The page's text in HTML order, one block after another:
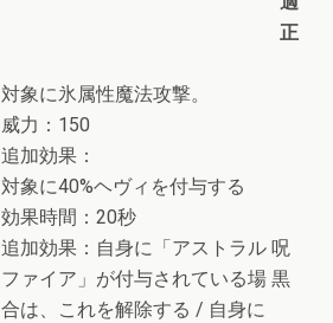
正
対象に氷属性魔法攻撃。
威力：150
追加効果：
対象に40%ヘヴィを付与する
効果時間：20秒
追加効果：自身に「アストラル
ファイア」が付与されている場
合は、これを解除する / 自身に
呪
黒